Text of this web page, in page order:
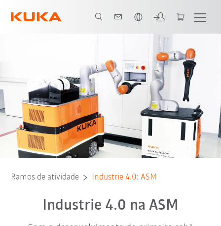
Todos os parceiros do sistema
Ramos de atividade Industrie 4.0: ASM
Industrie 4.0 na ASM